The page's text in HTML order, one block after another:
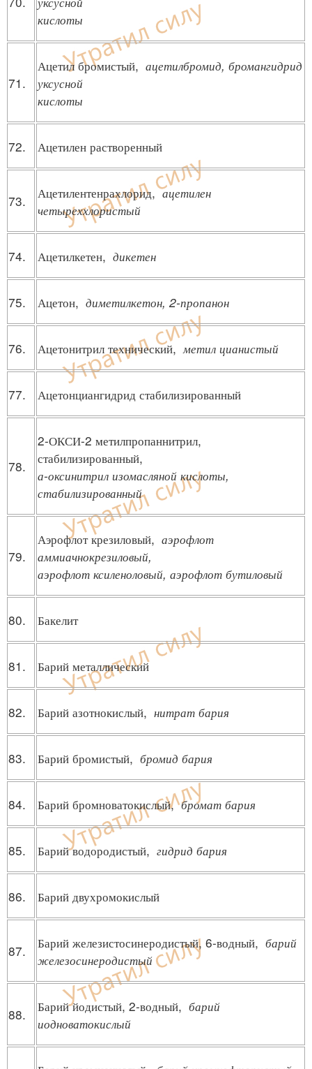
кислоты
71.
Ацетил бромистый, ацетилбромид, бромангидрид
уксусной
кислоты
72. Ацетилен растворенный
73. Ацетилентенрахлорид,ацетилен
четыреххлористый
74. Ацетилкетен, дикетен
75. Ацетон, диметилкетон, 2-пропанон
76. Ацетонитрил технический, метил цианистый
77. Ацетонциангидрид стабилизированный
78.
2-ОКСИ-2 метилпропаннитрил,
стабилизированный,
а-оксинитрил изомасляной кислоты,
стабилизированный
79.
Аэрофлот крезиловый, аэрофлот
аммиачнокрезиловый,
аэрофлот ксиленоловый, аэрофлот бутиловый
80. Бакелит
81. Барий металлический
82. Барий азотнокислый, нитрат бария
83. Барий бромистый, бромид бария
84. Барий бромноватокислый,бромат бария
85. Барий водородистый, гидрид бария
86. Барий двухромокислый
87. Барий железистосинеродистый, 6-водный, барий
железосинеродистый
88. Барий йодистый, 2-водный, барий
иодноватокислый